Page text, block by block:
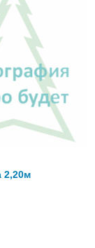
2,20м